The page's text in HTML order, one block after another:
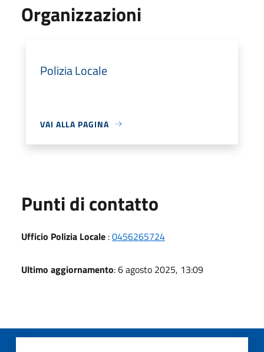
Organizzazioni
Polizia Locale
VAI ALLA PAGINA
Punti di contatto
Ufficio Polizia Locale :0456265724
Ultimo aggiornamento: 6 agosto 2025, 13:09